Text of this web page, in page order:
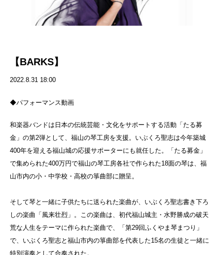
【BARKS】
2022.8.31 18:00
◆パフォーマンス動画
和楽器バンドは日本の伝統芸能・文化をサポートする活動「たる募
金」の第2弾として、福山の琴工房を支援。いぶくろ聖志は今年築城
400年を迎える福山城の応援サポーターにも就任した。「たる募金」
で集められた400万円で福山の琴工房各社で作られた18面の琴は、福
山市内の小・中学校・高校の箏曲部に贈呈。
そして琴と一緒に子供たちに送られた楽曲が、いぶくろ聖志書き下ろ
しの楽曲「風来壮烈」。この楽曲は、初代福山城主・水野勝成の破天
荒な人生をテーマに作られた楽曲で、「第29回ふくやま琴まつり」
で、いぶくろ聖志と福山市内の箏曲部を代表した15名の生徒と一緒に
特別演奏として合奏された。